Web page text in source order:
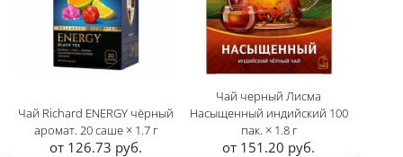
Чай Richard ENERGY чёрный
аромат. 20 саше × 1.7 г
от 126.73 руб.
Чай черный Лисма
Насыщенный индийский 100
пак. × 1.8 г
от 151.20 руб.